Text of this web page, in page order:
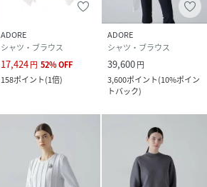
ADORE
シャツ・ブラウス
17,424円 52%OFF
158ポイント(1倍)
ADORE
シャツ・ブラウス
39,600円
3,600ポイント(10%ポイン
トバック)